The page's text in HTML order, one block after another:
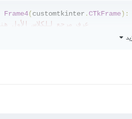
Frame4(customtkinter .CTkFrame):
# عرف مرجع للكلاس الأول